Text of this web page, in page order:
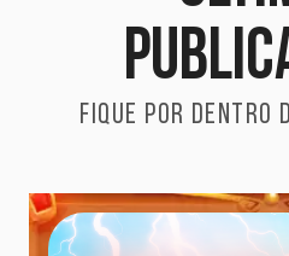
Fique por dentro